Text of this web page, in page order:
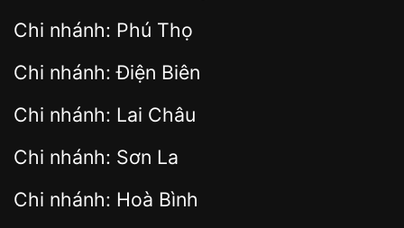
Chi nhánh: Phú Thọ
Chi nhánh: Điện Biên
Chi nhánh: Lai Châu
Chi nhánh: Sơn La
Chi nhánh: Hoà Bình